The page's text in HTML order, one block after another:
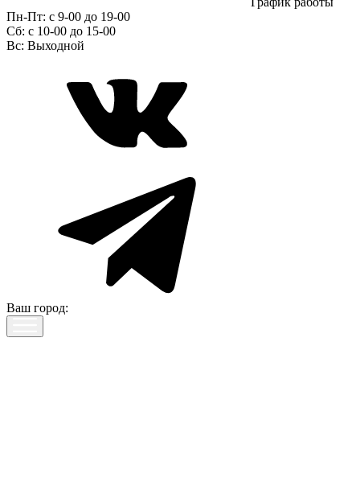
Пн-Пт: с 9-00 до 19-00
Сб: c 10-00 до 15-00
Вс: Выходной
Ваш город: